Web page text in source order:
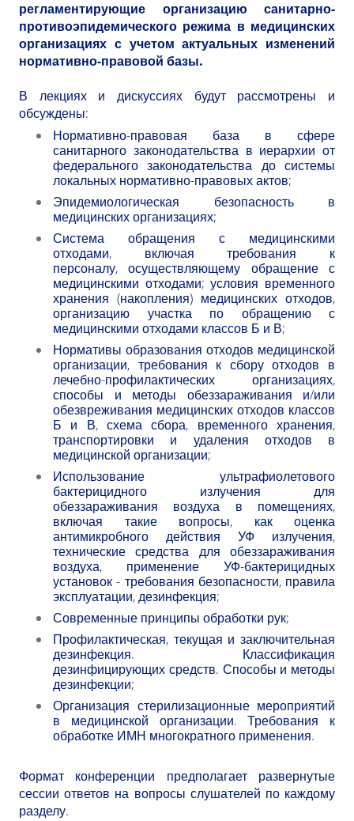
регламентирующие организацию санитарно-
противоэпидемического режима в медицинских
организациях с учетом актуальных изменений
нормативно-правовой базы.
В лекциях и дискуссиях будут рассмотрены и
обсуждены:
Нормативно-правовая база в сфере
санитарного законодательства в иерархии от
федерального законодательства до системы
локальных нормативно-правовых актов;
Эпидемиологическая безопасность в
медицинских организациях;
Система обращения с медицинскими
отходами, включая требования к
персоналу, осуществляющему обращение с
медицинскими отходами; условия временного
хранения (накопления) медицинских отходов,
организацию участка по обращению с
медицинскими отходами классов Б и В;
Нормативы образования отходов медицинской
организации, требования к сбору отходов в
лечебно-профилактических организациях,
способы и методы обеззараживания и/или
обезвреживания медицинских отходов классов
Б и В, схема сбора, временного хранения,
транспортировки и удаления отходов в
медицинской организации;
Использование ультрафиолетового
бактерицидного излучения для
обеззараживания воздуха в помещениях,
включая такие вопросы, как оценка
антимикробного действия УФ излучения,
технические средства для обеззараживания
воздуха, применение УФ-бактерицидных
установок - требования безопасности, правила
эксплуатации, дезинфекция;
Современные принципы обработки рук;
Профилактическая, текущая и заключительная
дезинфекция. Классификация
дезинфицирующих средств. Способы и методы
дезинфекции;
Организация стерилизационные мероприятий
в медицинской организации. Требования к
обработке ИМН многократного применения.
Формат конференции предполагает развернутые
сессии ответов на вопросы слушателей по каждому
разделу.